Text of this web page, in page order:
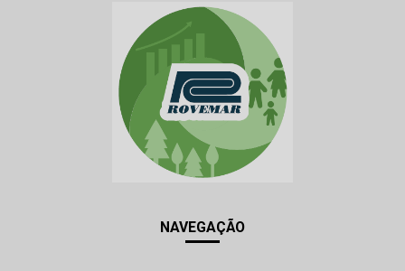
NAVEGAÇÃO